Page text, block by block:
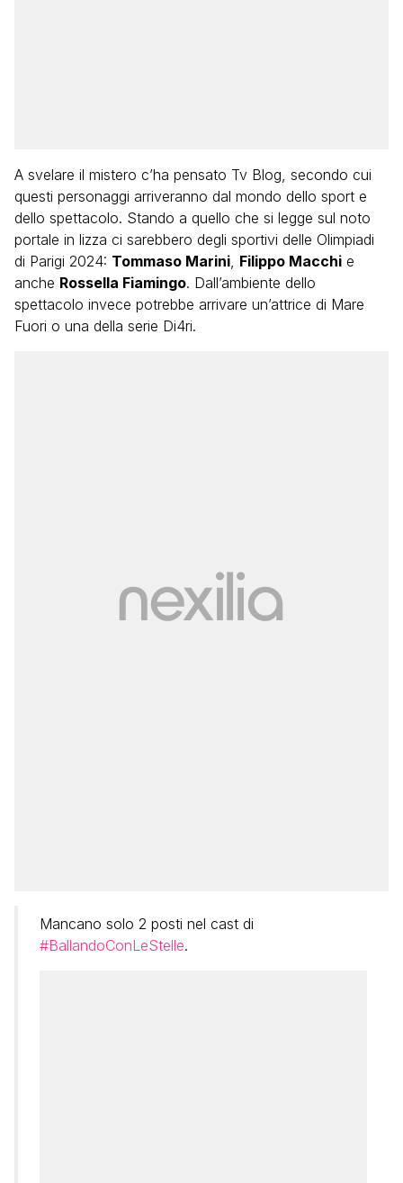
A svelare il mistero c’ha pensato Tv Blog, secondo cui
questi personaggi arriveranno dal mondo dello sport e
dello spettacolo. Stando a quello che si legge sul noto
portale in lizza ci sarebbero degli sportivi delle Olimpiadi
di Parigi 2024: Tommaso Marini, Filippo Macchi e
anche Rossella Fiamingo. Dall’ambiente dello
spettacolo invece potrebbe arrivare un’attrice di Mare
Fuori o una della serie Di4ri.
Mancano solo 2 posti nel cast di
#BallandoConLeStelle.